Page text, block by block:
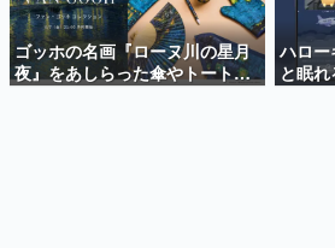
新世代に訊く
これからのデジタルゲーム市
の姿を追い、彼らのルーツと
ゴッホの名画『ローヌ川の星月
夜』をあしらった傘やトートバ
ッグなどが登場。8月7日21時よ
ハロ
と眠
『ゆ